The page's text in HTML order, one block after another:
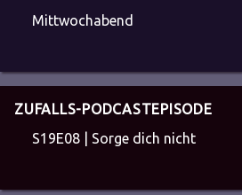
Mittwochabend
ZUFALLS-PODCASTEPISODE
S19E08 | Sorge dich nicht